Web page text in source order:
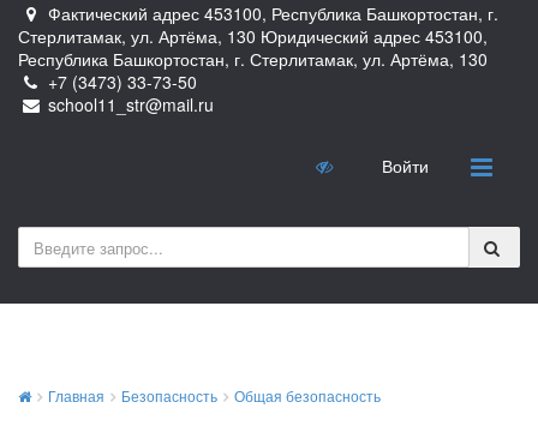
Фактический адрес 453100, Республика Башкортостан, г.
Стерлитамак, ул. Артёма, 130 Юридический адрес 453100,
Республика Башкортостан, г. Стерлитамак, ул. Артёма, 130
+7 (3473) 33-73-50
school11_str@mail.ru
Войти
Главная Безопасность Общая безопасность